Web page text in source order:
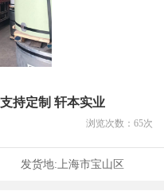
持定制 轩本实业
浏览次数： 65次
发货地:上海市宝山区